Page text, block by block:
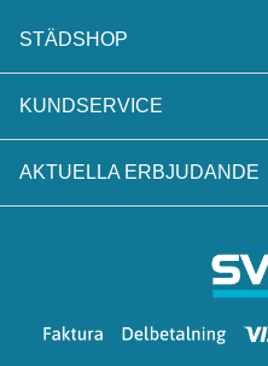
STÄDSHOP
KUNDSERVICE
AKTUELLA ERBJUDANDE